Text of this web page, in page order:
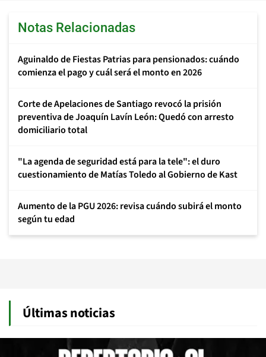
Notas Relacionadas
Aguinaldo de Fiestas Patrias para pensionados: cuándo
comienza el pago y cuál será el monto en 2026
Corte de Apelaciones de Santiago revocó la prisión
preventiva de Joaquín Lavín León: Quedó con arresto
domiciliario total
"La agenda de seguridad está para la tele": el duro
cuestionamiento de Matías Toledo al Gobierno de Kast
Aumento de la PGU 2026: revisa cuándo subirá el monto
según tu edad
Últimas noticias